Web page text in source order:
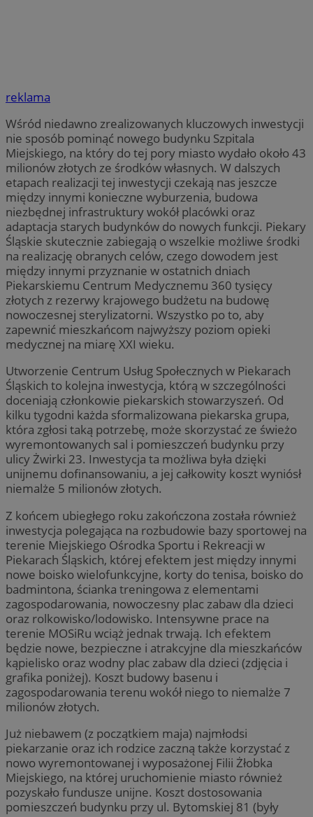
reklama
Wśród niedawno zrealizowanych kluczowych inwestycji
nie sposób pominąć nowego budynku Szpitala
Miejskiego, na który do tej pory miasto wydało około 43
milionów złotych ze środków własnych. W dalszych
etapach realizacji tej inwestycji czekają nas jeszcze
między innymi konieczne wyburzenia, budowa
niezbędnej infrastruktury wokół placówki oraz
adaptacja starych budynków do nowych funkcji. Piekary
Śląskie skutecznie zabiegają o wszelkie możliwe środki
na realizację obranych celów, czego dowodem jest
między innymi przyznanie w ostatnich dniach
Piekarskiemu Centrum Medycznemu 360 tysięcy
złotych z rezerwy krajowego budżetu na budowę
nowoczesnej sterylizatorni. Wszystko po to, aby
zapewnić mieszkańcom najwyższy poziom opieki
medycznej na miarę XXI wieku.
Utworzenie Centrum Usług Społecznych w Piekarach
Śląskich to kolejna inwestycja, którą w szczególności
doceniają członkowie piekarskich stowarzyszeń. Od
kilku tygodni każda sformalizowana piekarska grupa,
która zgłosi taką potrzebę, może skorzystać ze świeżo
wyremontowanych sal i pomieszczeń budynku przy
ulicy Żwirki 23. Inwestycja ta możliwa była dzięki
unijnemu dofinansowaniu, a jej całkowity koszt wyniósł
niemalże 5 milionów złotych.
Z końcem ubiegłego roku zakończona została również
inwestycja polegająca na rozbudowie bazy sportowej na
terenie Miejskiego Ośrodka Sportu i Rekreacji w
Piekarach Śląskich, której efektem jest między innymi
nowe boisko wielofunkcyjne, korty do tenisa, boisko do
badmintona, ścianka treningowa z elementami
zagospodarowania, nowoczesny plac zabaw dla dzieci
oraz rolkowisko/lodowisko. Intensywne prace na
terenie MOSiRu wciąż jednak trwają. Ich efektem
będzie nowe, bezpieczne i atrakcyjne dla mieszkańców
kąpielisko oraz wodny plac zabaw dla dzieci (zdjęcia i
grafika poniżej). Koszt budowy basenu i
zagospodarowania terenu wokół niego to niemalże 7
milionów złotych.
Już niebawem (z początkiem maja) najmłodsi
piekarzanie oraz ich rodzice zaczną także korzystać z
nowo wyremontowanej i wyposażonej Filii Żłobka
Miejskiego, na której uruchomienie miasto również
pozyskało fundusze unijne. Koszt dostosowania
pomieszczeń budynku przy ul. Bytomskiej 81 (były